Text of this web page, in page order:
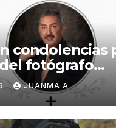
condolencias
fotógrafo
Montero
JUANMA A